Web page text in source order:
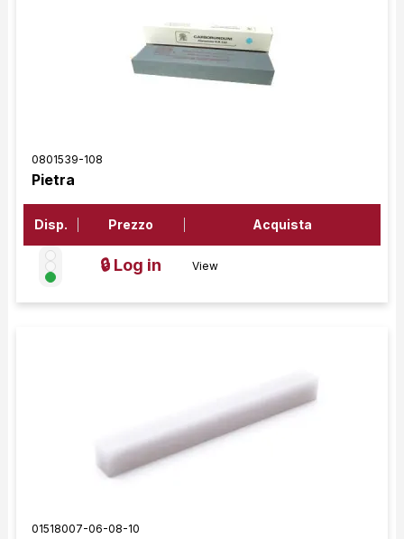
0801539-108
Pietra
Disp. Prezzo Acquista
🔒 Log in View
01518007-06-08-10